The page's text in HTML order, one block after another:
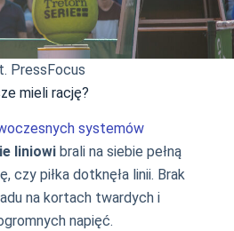
PressFocus
mieli rację?
systemów
liniowi brali na siebie pełną
czy piłka dotknęła linii. Brak
na kortach twardych i
napięć.